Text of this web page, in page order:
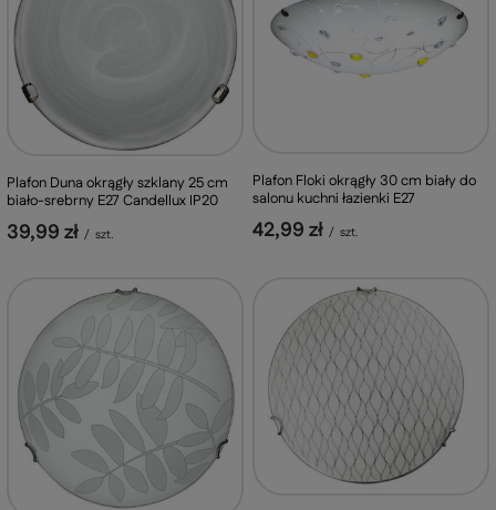
Plafon Duna okrągły szklany 25 cm
biało-srebrny E27 Candellux IP20
39,99 zł / szt.
Plafon Floki okrągły 30 cm biały do
salonu kuchni łazienki E27
42,99 zł / szt.